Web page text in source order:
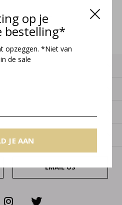
op je
bestelling*
opzeggen. *Niet van
de sale
JE AAN
MELD JE AAN
EMAIL US